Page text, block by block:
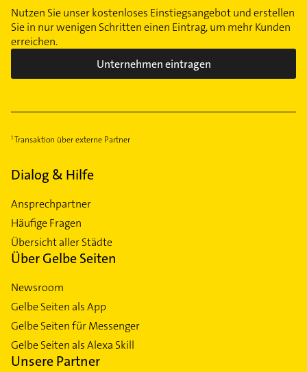
Nutzen Sie unser kostenloses Einstiegsangebot und erstellen
Sie in nur wenigen Schritten einen Eintrag, um mehr Kunden
erreichen.
Unternehmen eintragen
Transaktion über externe Partner
Dialog & Hilfe
Ansprechpartner
Häufige Fragen
Übersicht aller Städte
Über Gelbe Seiten
Newsroom
Gelbe Seiten als App
Gelbe Seiten für Messenger
Gelbe Seiten als Alexa Skill
Unsere Partner